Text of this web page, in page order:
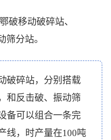
破移动破碎站、
筛分站。
破碎站，分别搭载
和反击破、振动筛
备可以组合一条完
线，时产量在100吨